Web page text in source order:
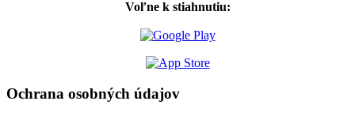
Voľne k stiahnutiu:
Ochrana osobných údajov